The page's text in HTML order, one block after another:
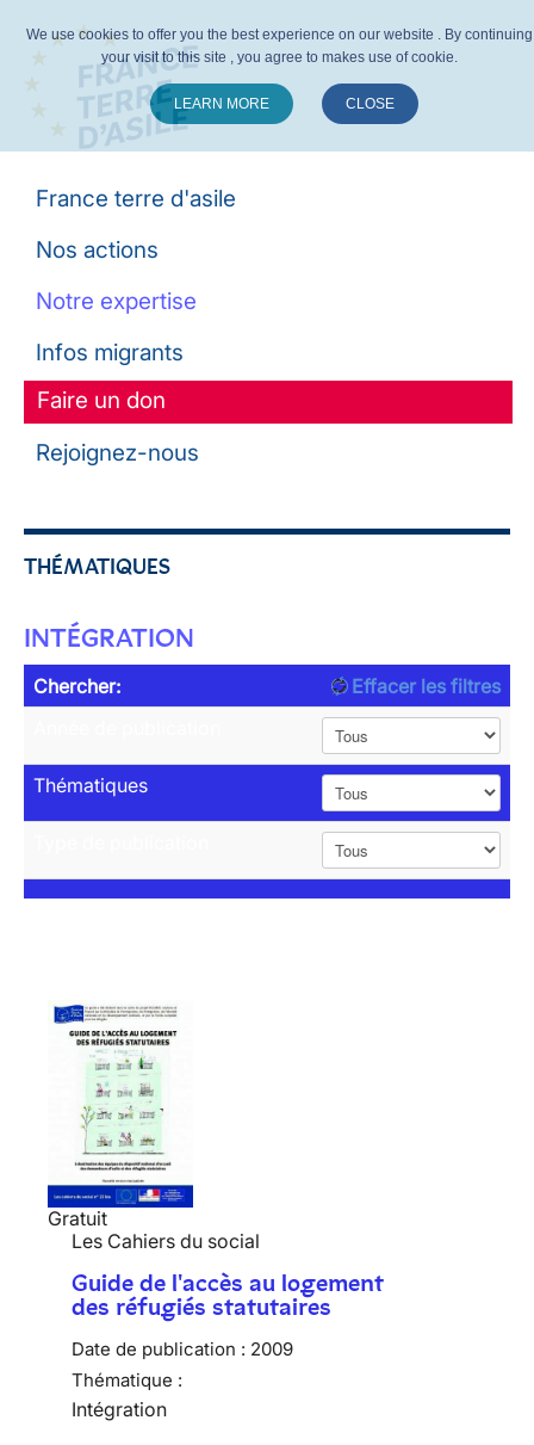
France terre d'asile
Nos actions
Notre expertise
Infos migrants
Faire un don
Rejoignez-nous
THÉMATIQUES
INTÉGRATION
Chercher:
Effacer les filtres
Thématiques
Gratuit
Les Cahiers du social
Guide de l'accès au logement
des réfugiés statutaires
Date de publication : 2009
Thématique :
Intégration
We use cookies to offer you the best experience on our website . By continuing
your visit to this site , you agree to makes use of cookie.
LEARN MORE CLOSE